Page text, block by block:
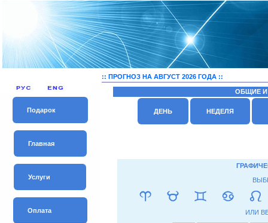
:: ПРОГНОЗ НА АВГУСТ 2026 ГОДА ::
Подарок
Главная
Услуги
Оплата
ОБЩИЕ
ДЕНЬ НЕДЕЛЯ
ИЛИ